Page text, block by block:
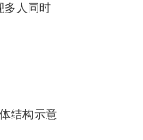
多人同时
结构示意